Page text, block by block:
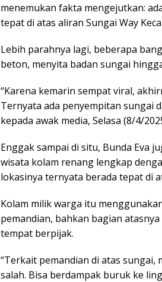
menemukan fakta mengejutkan:
tepat di atas aliran Sungai Way
Lebih parahnya lagi, beberapa
beton, menyita badan sungai
“Karena kemarin sempat viral,
Ternyata ada penyempitan sungai
kepada awak media, Selasa (8/4/
Enggak sampai di situ, Bunda Eva
wisata kolam renang lengkap
lokasinya ternyata berada tepat di
Kolam milik warga itu
pemandian, bahkan bagian
tempat berpijak.
“Terkait pemandian di atas
salah. Bisa berdampak buruk ke